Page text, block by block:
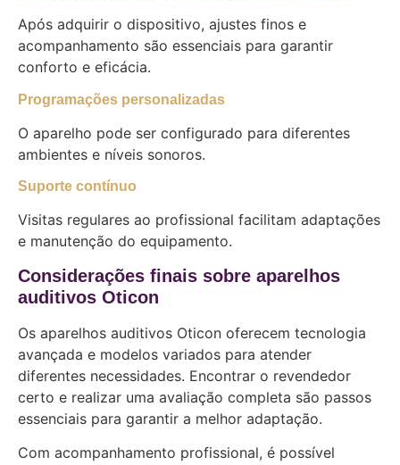
Após adquirir o dispositivo, ajustes finos e
acompanhamento são essenciais para garantir
conforto e eficácia.
Programações personalizadas
O aparelho pode ser configurado para diferentes
ambientes e níveis sonoros.
Suporte contínuo
Visitas regulares ao profissional facilitam adaptações
e manutenção do equipamento.
Considerações finais sobre aparelhos
auditivos Oticon
Os aparelhos auditivos Oticon oferecem tecnologia
avançada e modelos variados para atender
diferentes necessidades. Encontrar o revendedor
certo e realizar uma avaliação completa são passos
essenciais para garantir a melhor adaptação.
Com acompanhamento profissional, é possível